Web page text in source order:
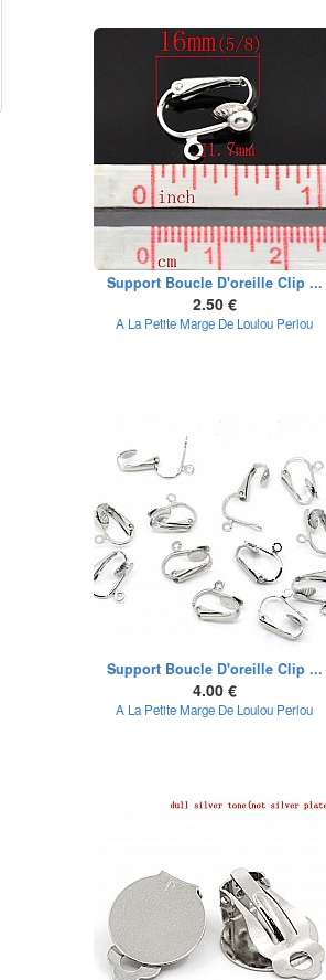
Support Boucle D'oreille Clip ...
2.50 €
A La Petite Marge De Loulou Perlou
Support Boucle D'oreille Clip ...
4.00 €
A La Petite Marge De Loulou Perlou